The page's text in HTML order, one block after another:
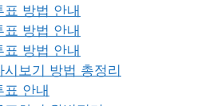
방법 안내
방법 안내
방법 안내
보기 방법 총정리
표 안내